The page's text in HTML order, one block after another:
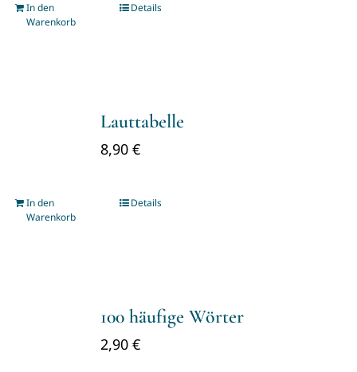
In den
Warenkorb
Details
Lauttabelle
8,90 €
In den
Warenkorb
Details
100 häufige Wörter
2,90 €